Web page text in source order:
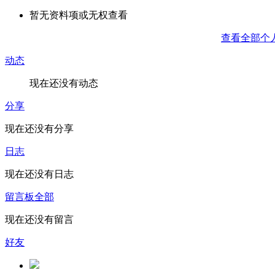
暂无资料项或无权查看
查看全部个
动态
现在还没有动态
分享
现在还没有分享
日志
现在还没有日志
留言板全部
现在还没有留言
好友